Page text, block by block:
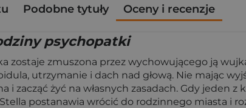
Podobne tytuły Oceny i recenzje
psychopatki
zostaje zmuszona przez wychowującego ją
utrzymanie i dach nad głową. Nie mając
i zacząć żyć na własnych zasadach. Gdy
postanawia wrócić do rodzinnego miasta i